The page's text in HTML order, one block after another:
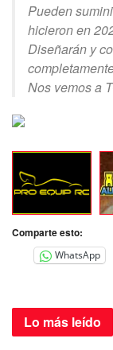
Pueden
hicieron en
Diseñarán y
Nos vemos a
Comparte esto:
WhatsApp
Lo más leído